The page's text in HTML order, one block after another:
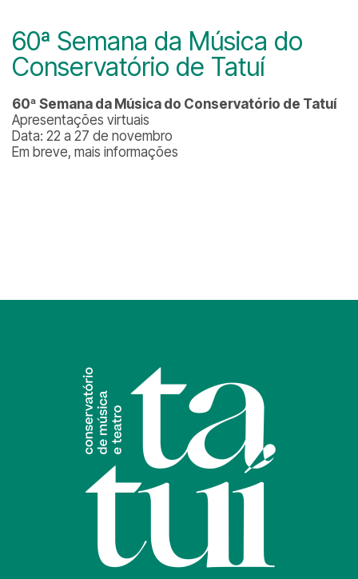
60ª Semana da Música do
Conservatório de Tatuí
60ª Semana da Música do Conservatório de Tatuí
Apresentações virtuais
Data: 22 a 27 de novembro
Em breve, mais informações